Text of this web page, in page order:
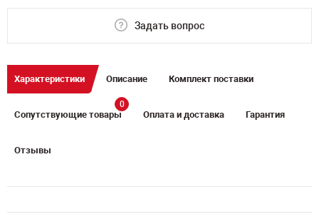
Задать вопрос
Характеристики Описание Комплект поставки
Сопутствующие товары
0
Оплата и доставка Гарантия
Отзывы